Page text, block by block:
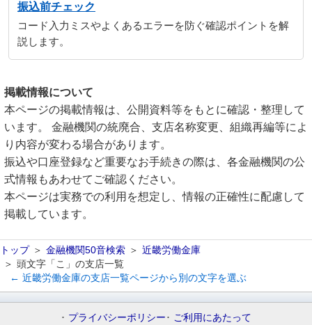
振込前チェック
コード入力ミスやよくあるエラーを防ぐ確認ポイントを解
説します。
掲載情報について
本ページの掲載情報は、公開資料等をもとに確認・整理して
います。 金融機関の統廃合、支店名称変更、組織再編等によ
り内容が変わる場合があります。
振込や口座登録など重要なお手続きの際は、各金融機関の公
式情報もあわせてご確認ください。
本ページは実務での利用を想定し、情報の正確性に配慮して
掲載しています。
トップ 金融機関50音検索
近畿労働金庫
頭文字「こ」の支店一覧
← 近畿労働金庫の支店一覧ページから別の文字を選ぶ
プライバシーポリシー ご利用にあたって